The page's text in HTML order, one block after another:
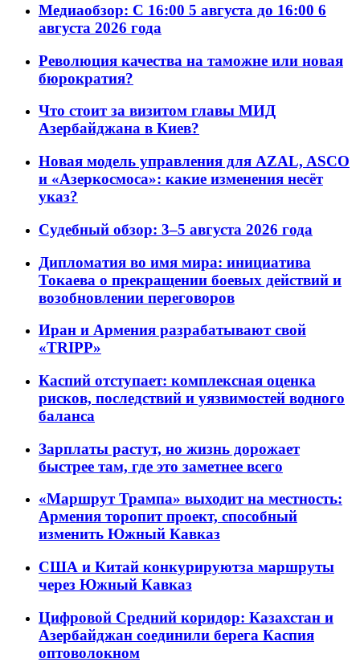
Медиаобзор: С 16:00 5 августа до 16:00 6
августа 2026 года
Революция качества на таможне или новая
бюрократия?
Что стоит за визитом главы МИД
Азербайджана в Киев?
Новая модель управления для AZAL, ASCO
и «Азеркосмоса»: какие изменения несёт
указ?
Судебный обзор: 3–5 августа 2026 года
Дипломатия во имя мира: инициатива
Токаева о прекращении боевых действий и
возобновлении переговоров
Иран и Армения разрабатывают свой
«TRIPP»
Каспий отступает: комплексная оценка
рисков, последствий и уязвимостей водного
баланса
Зарплаты растут, но жизнь дорожает
быстрее там, где это заметнее всего
«Маршрут Трампа» выходит на местность:
Армения торопит проект, способный
изменить Южный Кавказ
США и Китай конкурируютза маршруты
через Южный Кавказ
Цифровой Средний коридор: Казахстан и
Азербайджан соединили берега Каспия
оптоволокном